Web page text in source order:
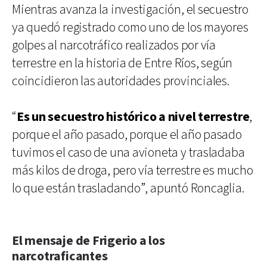
Mientras avanza la investigación, el secuestro
ya quedó registrado como uno de los mayores
golpes al narcotráfico realizados por vía
terrestre en la historia de Entre Ríos, según
coincidieron las autoridades provinciales.
“Es un secuestro histórico a nivel terrestre,
porque el año pasado, porque el año pasado
tuvimos el caso de una avioneta y trasladaba
más kilos de droga, pero vía terrestre es mucho
lo que están trasladando”, apuntó Roncaglia.
El mensaje de Frigerio a los
narcotraficantes